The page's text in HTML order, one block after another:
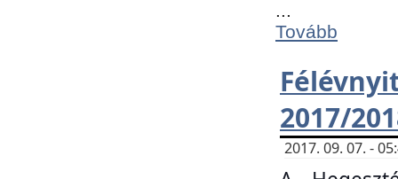
Tovább
2017/
2017. 09. 07. -